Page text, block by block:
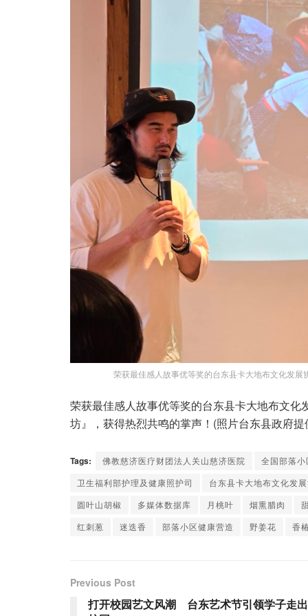
荣获最佳感人故事优等奖的台东县卡大地布文化发
荣获最佳感人故事优等奖的台东县卡大地布文
坊』，获得热烈共鸣的掌声！(照片台东县政府提
Tags: 佛教慈济医疗财团法人关山慈济医院
全国部落
卫生福利部护理及健康照护司
台东县卡大地布文化发
圆叶山胡椒
多媒体数据库 月桃叶 烟熏腊肉
红刺葱
迷迭香 部落小区健康营造 野姜花 香
Previous Post
打开校园艺文风潮 台东艺术节引领学子走出